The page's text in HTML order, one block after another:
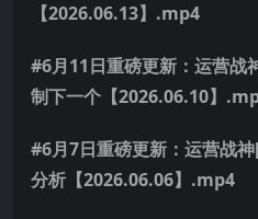
【2026.06.13】.mp4
#6月11日重磅更新：运营战
制下一个【2026.06.10】
#6月7日重磅更新：运营战
分析【2026.06.06】.mp4